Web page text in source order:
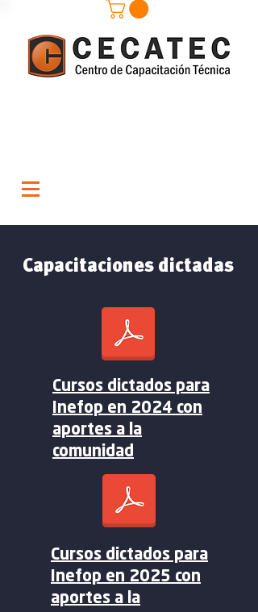
Capacitaciones dictadas
Cursos dictados para
Inefop en 2024 con
aportes a la
comunidad
Cursos dictados para
Inefop en 2025 con
aportes a la